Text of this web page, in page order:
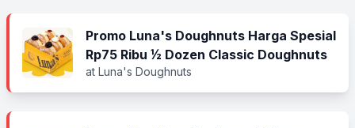
Promo Luna's Doughnuts Harga Spesial
Rp75 Ribu ½ Dozen Classic Doughnuts
at Luna's Doughnuts